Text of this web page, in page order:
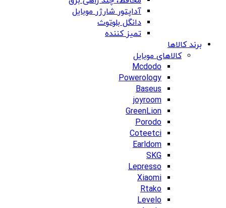
آداپتور شارژر موبایل
دانگل بلوتوث
تمیز کننده
برند کالاها
کالاهای موبایل
Mcdodo
Powerology
Baseus
joyroom
GreenLion
Porodo
Coteetci
Earldom
SKG
Lepresso
Xiaomi
Rtako
Levelo